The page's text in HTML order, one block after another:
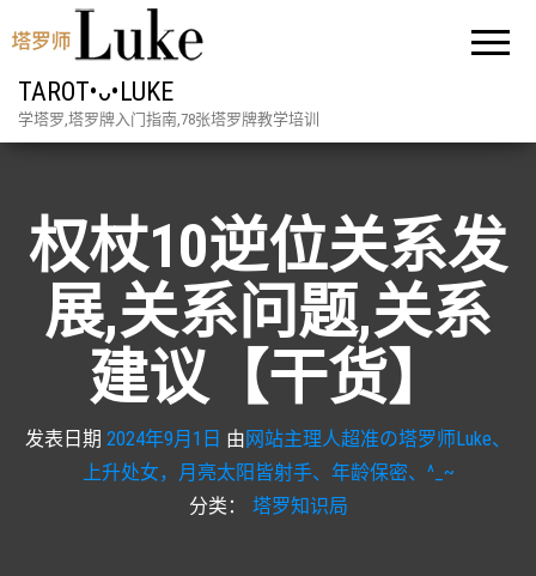
TAROT•ᴗ•LUKE
学塔罗,塔罗牌入门指南,78张塔罗牌教学培训
权杖10逆位关系发
展,关系问题,关系
建议【干货】
发表日期 2024年9月1日 由网站主理人超准の塔罗师Luke、
上升处女，月亮太阳皆射手、年龄保密、^_~
分类：
塔罗知识局